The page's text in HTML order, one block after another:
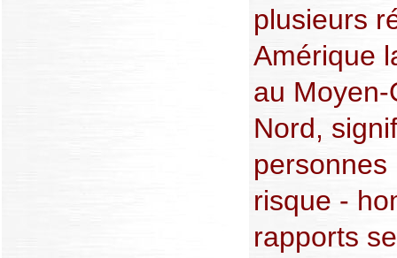
plusieurs
Amérique
au
Nord,
personnes
risque -
rapports